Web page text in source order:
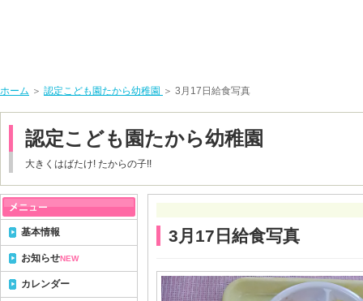
ホーム ＞ 認定こども園たから幼稚園 ＞ 3月17日給食写真
認定こども園たから幼稚園
大きくはばたけ! たからの子!!
3月17日給食写真
基本情報
お知らせNEW
カレンダー